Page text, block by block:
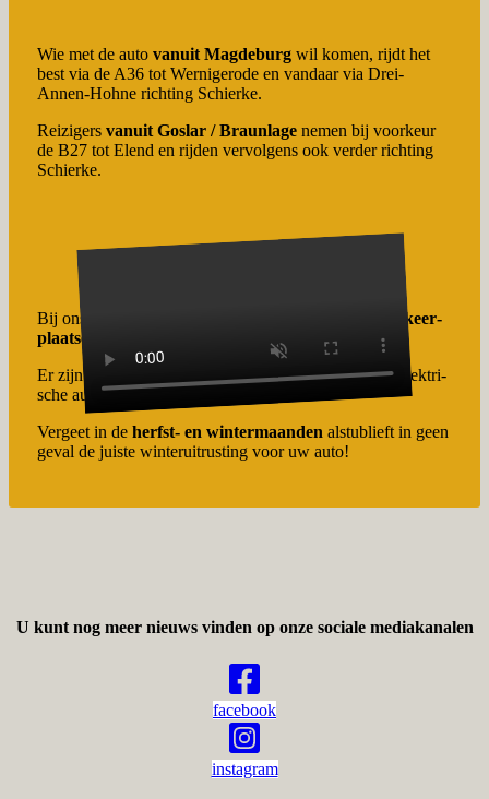
Wie met de auto vanuit Magde­burgwil komen, rijdt het
best via de A36 tot Werni­ge­rode en vandaar via Drei-
Annen-Hohne richting Schierke.
Reizi­gers vanuit Goslar / Braun­lagenemen bij voorkeur
de B27 tot Elend en rijden vervol­gens ook verder richting
Schierke.
Bij ons vakan­tie­com­plex zijn er voldoende
eigen parkeer­
plaat­sen
Er zijn twee
openbare laadpa­len(11 kW) voor uw elektri­
sche auto die u kunt gebruiken.
Vergeet in de herfst- en winter­maan­den alstu­blieft in geen
geval de juiste winter­uit­rus­ting voor uw auto!
U kunt nog meer nieuws vinden op onze sociale mediakanalen
facebook
instagram